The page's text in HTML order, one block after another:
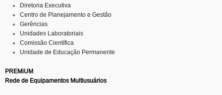
Diretoria Executiva
Centro de Planejamento e Gestão
Gerências
Unidades Laboratoriais
Comissão Científica
Unidade de Educação Permanente
PREMiUM
Rede de Equipamentos Multiusuários